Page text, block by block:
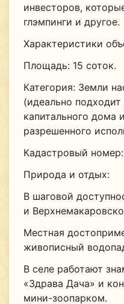
инвесторов,
глэмпинги и другое.
Характеристики
Площадь: 15 соток.
Категория: Земли
(идеально подходит
капитального дома
разрешенного
Кадастровый
Природа и отдых:
В шаговой
и
Местная
живописный
В селе работают
«Здрава Дача» и
мини-зоопарком.